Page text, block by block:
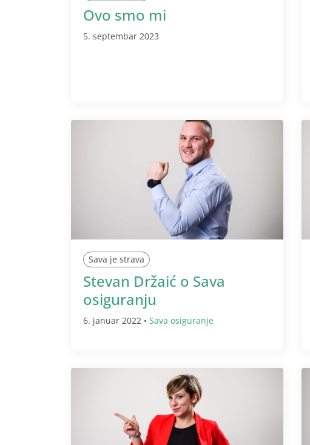
Ovo smo mi
5. septembar 2023
Sava je strava
Stevan Držaić o Sava
osiguranju
6. januar 2022 • Sava osiguranje